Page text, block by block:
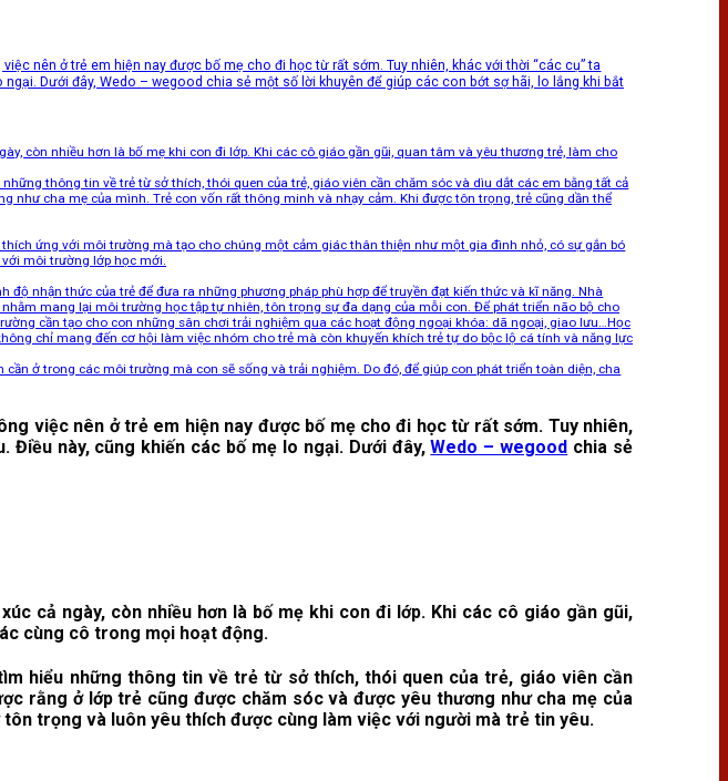
nên ở trẻ em hiện nay được bố mẹ cho đi học từ rất sớm. Tuy nhiên, khác với thời “các cụ” ta
Dưới đây, Wedo – wegood chia sẻ một số lời khuyên để giúp các con bớt sợ hãi, lo lắng khi bắt
còn nhiều hơn là bố mẹ khi con đi lớp. Khi các cô giáo gần gũi, quan tâm và yêu thương trẻ, làm cho
thông tin về trẻ từ sở thích, thói quen của trẻ, giáo viên cần chăm sóc và dìu dắt các em bằng tất cả
cha mẹ của mình. Trẻ con vốn rất thông minh và nhạy cảm. Khi được tôn trọng, trẻ cũng dần thể
ứng với môi trường mà tạo cho chúng một cảm giác thân thiện như một gia đình nhỏ, có sự gắn bó
môi trường lớp học mới.
nhận thức của trẻ để đưa ra những phương pháp phù hợp để truyền đạt kiến thức và kĩ năng. Nhà
mang lại môi trường học tập tự nhiên, tôn trọng sự đa dạng của mỗi con. Để phát triển não bộ cho
cần tạo cho con những sân chơi trải nghiệm qua các hoạt động ngoại khóa: dã ngoại, giao lưu…Học
chỉ mang đến cơ hội làm việc nhóm cho trẻ mà còn khuyến khích trẻ tự do bộc lộ cá tính và năng lực
ở trong các môi trường mà con sẽ sống và trải nghiệm. Do đó, để giúp con phát triển toàn diện, cha
việc nên ở trẻ em hiện nay được bố mẹ cho đi học từ rất sớm. Tuy nhiên,
Điều này, cũng khiến các bố mẹ lo ngại. Dưới đây,Wedo – wegood chia sẻ
cả ngày, còn nhiều hơn là bố mẹ khi con đi lớp. Khi các cô giáo gần gũi,
cùng cô trong mọi hoạt động.
hiểu những thông tin về trẻ từ sở thích, thói quen của trẻ, giáo viên cần
rằng ở lớp trẻ cũng được chăm sóc và được yêu thương như cha mẹ của
trọng và luôn yêu thích được cùng làm việc với người mà trẻ tin yêu.